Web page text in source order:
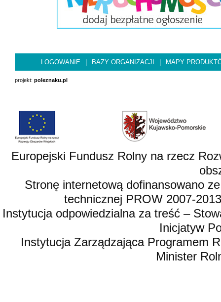
LOGOWANIE BAZY ORGANIZACJI MAPY
projekt: poleznaku.pl
Europejski Fundusz Rolny na rzecz
Stronę internetową dofinansowano
technicznej PROW 2007-
Instytucja odpowiedzialna za treść –
Inicjatyw
Instytucja Zarządzająca Programem
Minister